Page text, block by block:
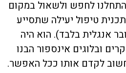
לחפש ולשאול במקום
טיפול יעילה שתסייע
אנגלית בלבד). הוא היה
ובלוגים אינספור הבנו
לקדם אותו ככל האפשר.